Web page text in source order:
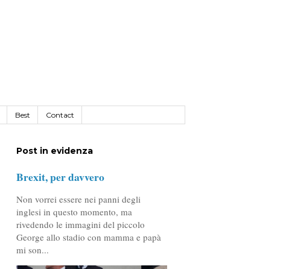
Best Contact
Post in evidenza
Brexit, per davvero
Non vorrei essere nei panni degli
inglesi in questo momento, ma
rivedendo le immagini del piccolo
George allo stadio con mamma e papà
mi son...